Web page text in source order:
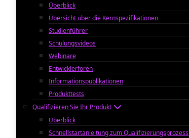
Überblick
Übersicht über die Kernspezifikationen
Studienführer
Schulungsvideos
Webinare
Entwicklerforen
Informationspublikationen
Produkttests
Qualifizieren Sie Ihr Produkt
Überblick
Schnellstartanleitung zum Qualifizierungsprozess